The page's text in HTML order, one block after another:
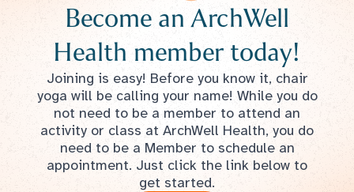
Become an ArchWell
Health member today!
Joining is easy! Before you know it, chair
yoga will be calling your name! While you do
not need to be a member to attend an
activity or class at ArchWell Health, you do
need to be a Member to schedule an
appointment. Just click the link below to
get started.